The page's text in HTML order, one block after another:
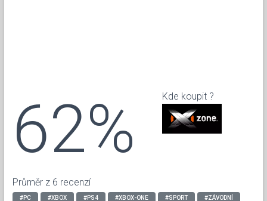
62%
Průměr z 6 recenzí
Kde koupit ?
#PC #XBOX #PS4 #XBOX-ONE #SPORT #ZÁVODNÍ